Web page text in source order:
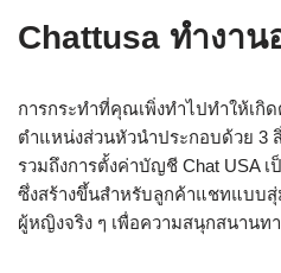
Chattusa ทำงาน
การกระทำที่คุณเพิ่งทำไปทำให้เกิ
ตำแหน่งส่วนหัวนำประกอบด้วย 3
รวมถึงการตั้งค่าบัญชี Chat USA
ซึ่งสร้างขึ้นสำหรับลูกค้าแชทแบบ
ผู้หญิงจริง ๆ เพื่อความสนุกสนานท